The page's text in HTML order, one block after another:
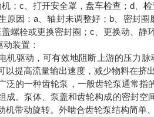
；c、打开安全罩，盘车检查；d、
原因：a、轴封未调整好；b、密封
螺栓或更换密封圈；c、更换动、静
动装置：
机驱动，可有效地阻断上游的压力
以提高流量输出速度，减少物料在挤
泛的一种齿轮泵，一般齿轮泵通常
成。泵体、泵盖和齿轮构成的密封
机带动旋转。外啮合齿轮泵结构简单